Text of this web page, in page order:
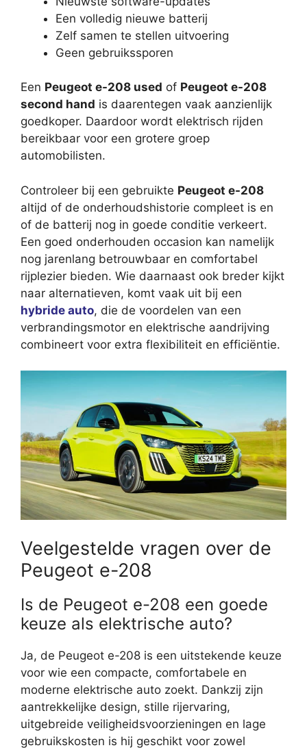
Een volledig nieuwe batterij
Zelf samen te stellen uitvoering
Geen gebruikssporen
Een Peugeot e-208 used of Peugeot e-208
second hand is daarentegen vaak aanzienlijk
goedkoper. Daardoor wordt elektrisch rijden
bereikbaar voor een grotere groep
automobilisten.
Controleer bij een gebruikte Peugeot e-208
altijd of de onderhoudshistorie compleet is en
of de batterij nog in goede conditie verkeert.
Een goed onderhouden occasion kan namelijk
nog jarenlang betrouwbaar en comfortabel
rijplezier bieden. Wie daarnaast ook breder kijkt
naar alternatieven, komt vaak uit bij een
hybride auto, die de voordelen van een
verbrandingsmotor en elektrische aandrijving
combineert voor extra flexibiliteit en efficiëntie.
Veelgestelde vragen over de
Peugeot e-208
Is de Peugeot e-208 een goede
keuze als elektrische auto?
Ja, de Peugeot e-208 is een uitstekende keuze
voor wie een compacte, comfortabele en
moderne elektrische auto zoekt. Dankzij zijn
aantrekkelijke design, stille rijervaring,
uitgebreide veiligheidsvoorzieningen en lage
gebruikskosten is hij geschikt voor zowel